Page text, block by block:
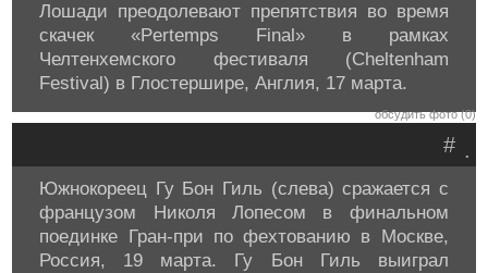
Лошади преодолевают препятствия во время
скачек «Pertemps Final» в рамках
Челтенхемского фестиваля (Cheltenham
Festival) в Глостершире, Англия, 17 марта.
обсудить фото (0)
.
#
Южнокореец Гу Бон Гиль (слева) сражается с
французом Николя Лопесом в финальном
поединке Гран-при по фехтованию в Москве,
Россия, 19 марта. Гу Бон Гиль выиграл